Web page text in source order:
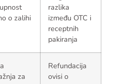
o zalihi
razlika
između OTC i
receptnih
pakiranja
za
Refundacija
ovisi o